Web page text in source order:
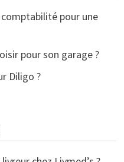
pour une
pour son garage ?
Diligo ?